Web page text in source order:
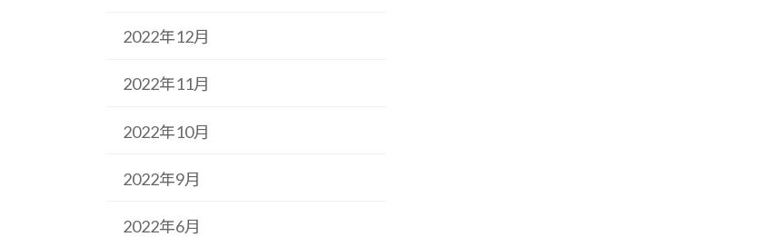
2022年12月
2022年11月
2022年10月
2022年9月
2022年6月